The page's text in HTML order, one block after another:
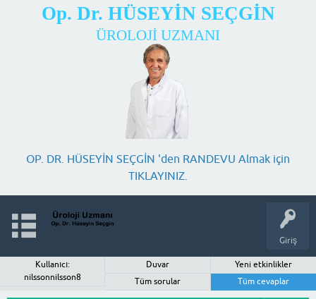
Op. Dr. HÜSEYİN SEÇGİN
ÜROLOJİ UZMANI
OP. DR. HÜSEYİN SEÇGİN 'den RANDEVU Almak için
TIKLAYINIZ.
Giriş
Kullanıcı:
nilssonnilsson8
Duvar
Yeni etkinlikler
Tüm sorular
Tüm cevaplar